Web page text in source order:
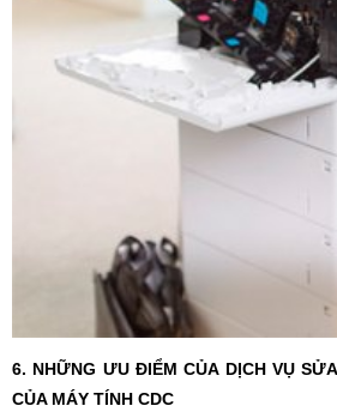
6. NHỮNG ƯU ĐIỂM CỦA DỊCH VỤ
CỦA MÁY TÍNH CDC